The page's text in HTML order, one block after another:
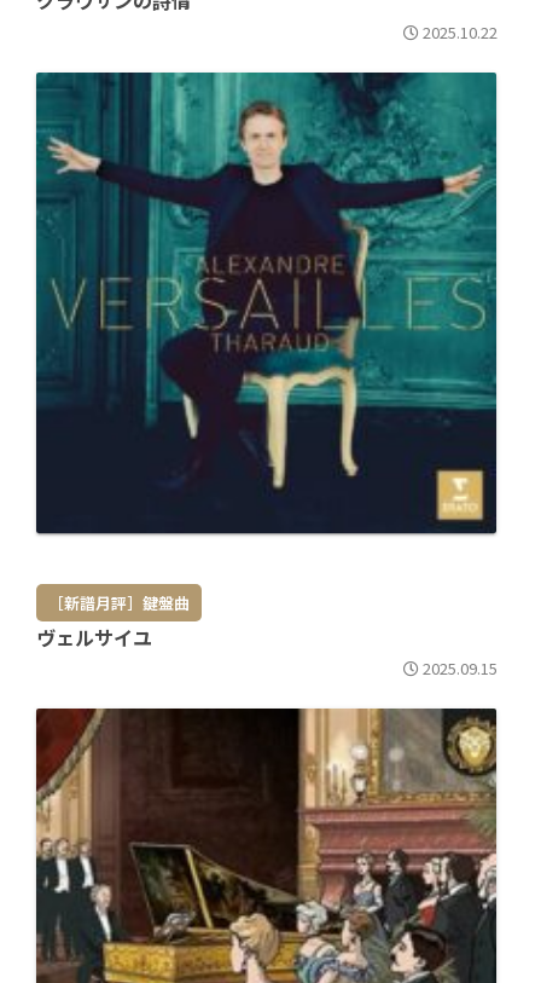
2025.10.22
［新譜月評］鍵盤曲
ヴェルサイユ
2025.09.15